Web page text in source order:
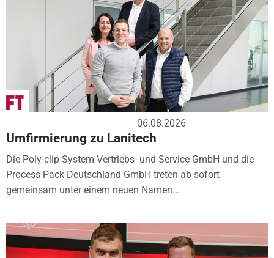
06.08.2026
Umfirmierung zu Lanitech
Die Poly-clip System Vertriebs- und Service GmbH und die
Process-Pack Deutschland GmbH treten ab sofort
gemeinsam unter einem neuen Namen...